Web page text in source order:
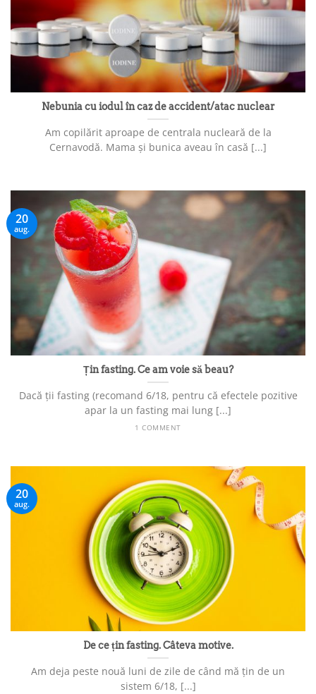
Nebunia cu iodul în caz de accident/atac nuclear
Am copilărit aproape de centrala nucleară de la
Cernavodă. Mama și bunica aveau în casă [...]
Țin fasting. Ce am voie să beau?
Dacă ții fasting (recomand 6/18, pentru că efectele pozitive
apar la un fasting mai lung [...]
1 COMMENT
20
aug.
De ce țin fasting. Câteva motive.
Am deja peste nouă luni de zile de când mă țin de un
sistem 6/18, [...]
20
aug.